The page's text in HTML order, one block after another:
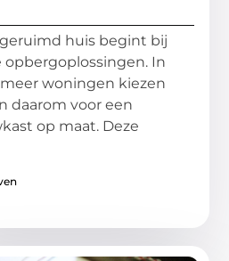
huis begint bij
opbergoplossingen. In
woningen kiezen
daarom voor een
op maat. Deze